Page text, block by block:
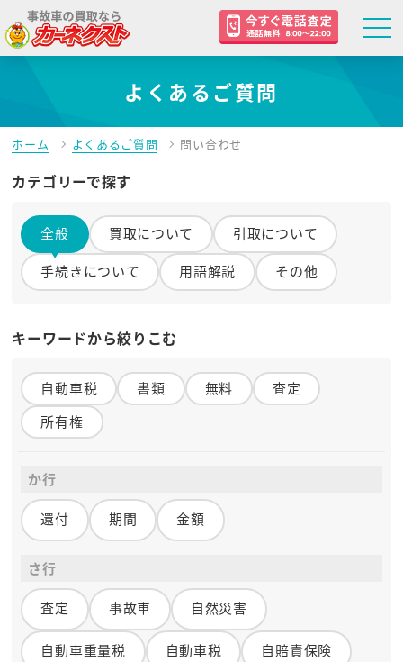
よくあるご質問
ホーム よくあるご質問 問い合わせ
カテゴリーで探す
全般 買取について
引取について
手続きについて
用語解説 その他
キーワードから絞りこむ
自動車税 書類 無料
査定
所有権
か行
還付 期間 金額
さ行
査定 事故車 自然災害
自動車重量税 自動車税 自賠責保険